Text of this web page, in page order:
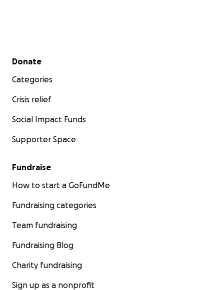
Secondary menu
Donate
Categories
Crisis relief
Social Impact Funds
Supporter Space
Fundraise
How to start a GoFundMe
Fundraising categories
Team fundraising
Fundraising Blog
Charity fundraising
Sign up as a nonprofit